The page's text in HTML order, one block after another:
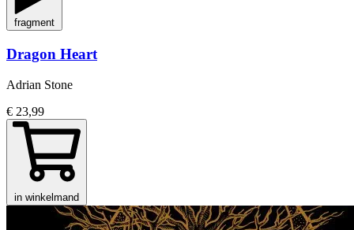
fragment
Dragon Heart
Adrian Stone
€ 23,99
in winkelmand